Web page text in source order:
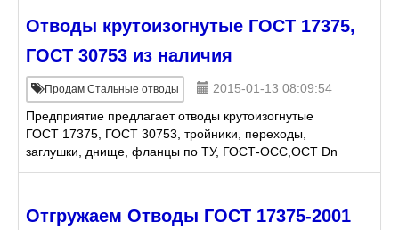
Отводы крутоизогнутые ГОСТ 17375,
ГОСТ 30753 из наличия
Продам Стальные отводы
2015-01-13 08:09:54
Предприятие предлагает отводы крутоизогнутые
ГОСТ 17375, ГОСТ 30753, тройники, переходы,
заглушки, днище, фланцы по ТУ, ГОСТ-ОСС,ОСТ Dn
от 45 до 1420 ст.20,09Г2С,12х18н10т,13ХФА., 20А.
Отгружаем Отводы ГОСТ 17375-2001